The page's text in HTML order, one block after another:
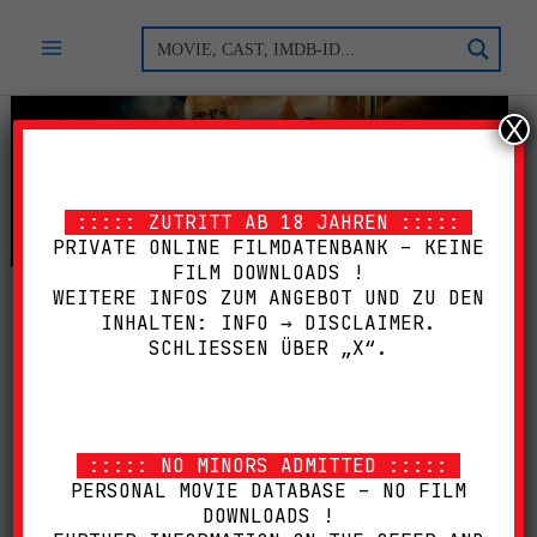
Inhalt
STIRB LANGSAM 5: EIN
GUTER TAG ZUM
EXTENDED) (2013) [BD
„DIE HARD“ 1-5 BX]
::::: ZUTRITT AB 18 JAHREN :::::
PRIVATE ONLINE FILMDATENBANK – KEINE
FILM DOWNLOADS !
WEITERE INFOS ZUM ANGEBOT UND ZU DEN
INHALTEN: INFO → DISCLAIMER.
SCHLIESSEN ÜBER „X“.
::::: NO MINORS ADMITTED :::::
PERSONAL MOVIE DATABASE – NO FILM
DOWNLOADS !
X